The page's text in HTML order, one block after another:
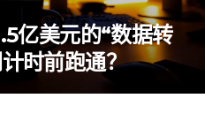
亿美元的“数据转
时前跑通？